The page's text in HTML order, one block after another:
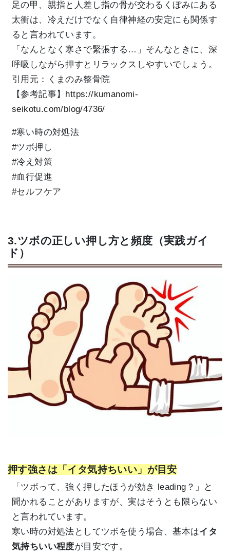
足の甲、親指と人差し指の骨が交わるくぼみにある
太衝は、冷えだけでなく自律神経の安定にも関係す
ると言われています。
「なんとなく寒さで緊張する…」そんなときに、深
呼吸しながら押すとリラックスしやすいでしょう。
引用元：くまのみ整骨院
【参考記事】 https://kumanomi-
seikotu.com/blog/4736/
#寒い時の対処法
#ツボ押し
#冷え対策
#血行促進
#セルフケア
3.ツボの正しい押し方と頻度（実践ガイ
ド）
押す強さは「イタ気持ちいい」が目安
「ツボって、強く押したほうが効き leading？」と
聞かれることがありますが、実はそうとも限らない
と言われています。
寒い時の対処法としてツボを使う場合、基本はイタ
気持ちいい程度が目安です。